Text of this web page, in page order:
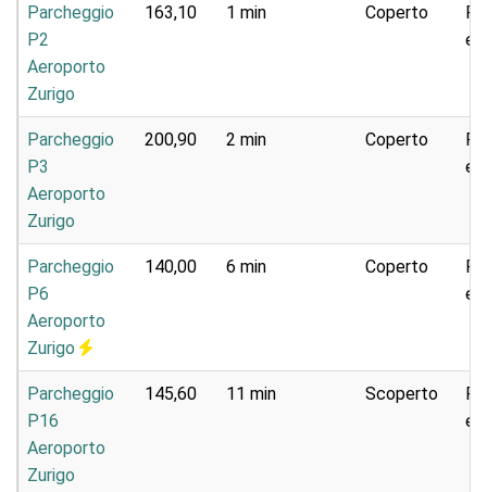
Parcheggio
P2
Aeroporto
Zurigo
163,10 1 min Coperto
e
Parcheggio
P3
Aeroporto
Zurigo
200,90 2 min Coperto
e
Parcheggio
P6
Aeroporto
Zurigo
140,00 6 min Coperto
e
Parcheggio
P16
Aeroporto
Zurigo
145,60 11 min Scoperto
e